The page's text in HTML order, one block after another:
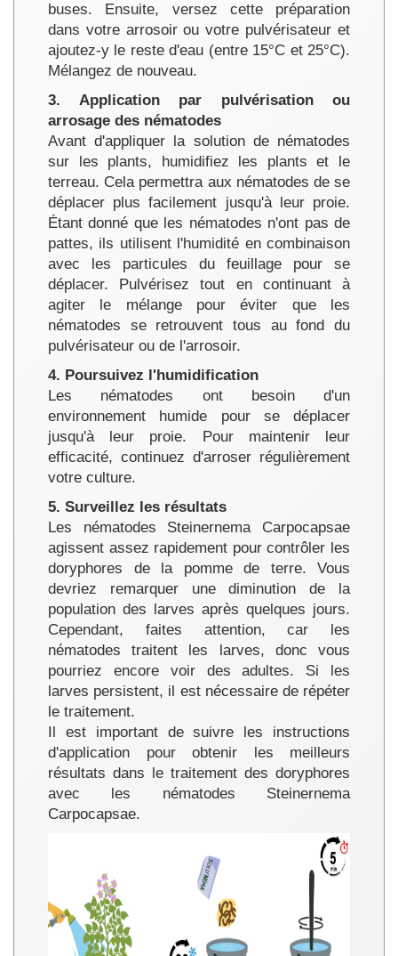
buses. Ensuite, versez cette préparation
dans votre arrosoir ou votre pulvérisateur et
ajoutez-y le reste d'eau (entre 15°C et 25°C).
Mélangez de nouveau.
3. Application par pulvérisation ou
arrosage des nématodes
Avant d'appliquer la solution de nématodes
sur les plants, humidifiez les plants et le
terreau. Cela permettra aux nématodes de se
déplacer plus facilement jusqu'à leur proie.
Étant donné que les nématodes n'ont pas de
pattes, ils utilisent l'humidité en combinaison
avec les particules du feuillage pour se
déplacer. Pulvérisez tout en continuant à
agiter le mélange pour éviter que les
nématodes se retrouvent tous au fond du
pulvérisateur ou de l'arrosoir.
4. Poursuivez l'humidification
Les nématodes ont besoin d'un
environnement humide pour se déplacer
jusqu'à leur proie. Pour maintenir leur
efficacité, continuez d'arroser régulièrement
votre culture.
5. Surveillez les résultats
Les nématodes Steinernema Carpocapsae
agissent assez rapidement pour contrôler les
doryphores de la pomme de terre. Vous
devriez remarquer une diminution de la
population des larves après quelques jours.
Cependant, faites attention, car les
nématodes traitent les larves, donc vous
pourriez encore voir des adultes. Si les
larves persistent, il est nécessaire de répéter
le traitement.
Il est important de suivre les instructions
d'application pour obtenir les meilleurs
résultats dans le traitement des doryphores
avec les nématodes Steinernema
Carpocapsae.